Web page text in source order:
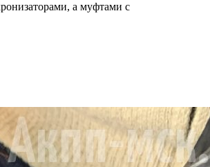
а муфтами с